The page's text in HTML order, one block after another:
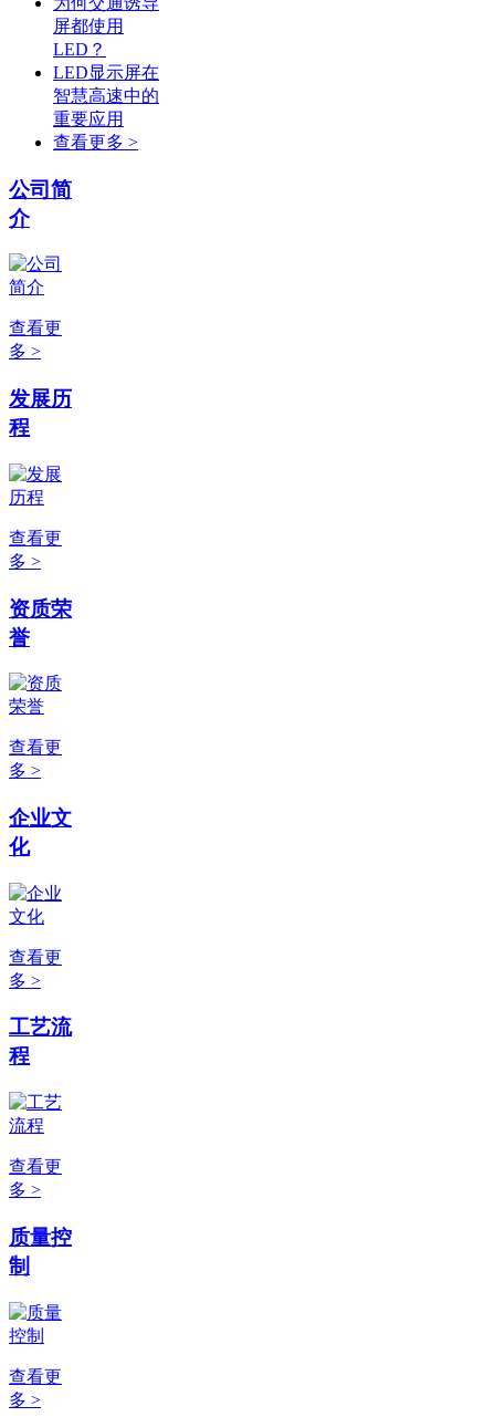
屏都使用
LED？
LED显示屏在
智慧高速中的
重要应用
查看更多 >
公司简
介
查看更
多 >
发展历
程
查看更
多 >
资质荣
誉
查看更
多 >
企业文
化
查看更
多 >
工艺流
程
查看更
多 >
质量控
制
查看更
多 >